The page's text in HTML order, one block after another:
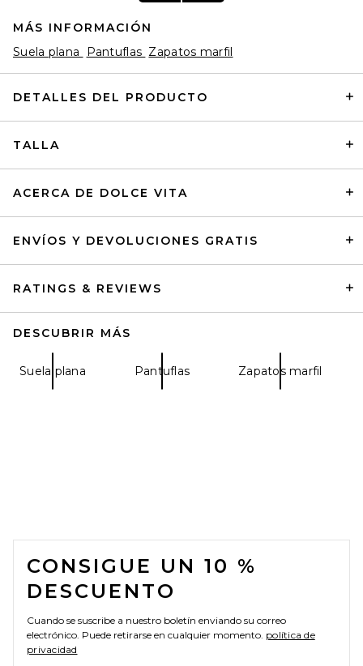
Helsa Puffy Slide in Tan
1,886.62 MXN Precio anterior:
4,924.87 MXN
MÁS INFORMACIÓN
Suela plana
Pantuflas Zapatos marfil
DETALLES DEL PRODUCTO
TALLA
ACERCA DE DOLCE VITA
ENVÍOS Y DEVOLUCIONES GRATIS
RATINGS & REVIEWS
DESCUBRIR MÁS
Suela plana Pantuflas Zapatos marfil
FOOTER
CONSIGUE UN 10 %
DESCUENTO
Cuando se suscribe a nuestro boletín enviando su correo
electrónico. Puede retirarse en cualquier momento. política de
privacidad